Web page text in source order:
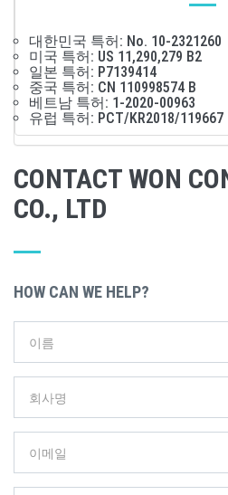
대한민국 특허: No. 10-2321260
미국 특허: US 11,290,279 B2
일본 특허: P7139414
중국 특허: CN 110998574 B
베트남 특허: 1-2020-00963
유럽 특허: PCT/KR2018/119667
CONTACT WON
CO., LTD
HOW CAN WE HELP?